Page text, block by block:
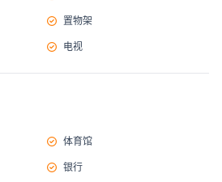
置物架
电视
体育馆
银行